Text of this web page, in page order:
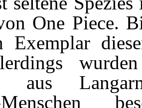
One Piece.
Exemplar
aus
Menschen